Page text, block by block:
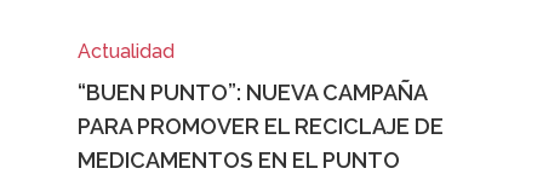
Actualidad
“BUEN PUNTO”: NUEVA CAMPAÑA
PARA PROMOVER EL RECICLAJE DE
MEDICAMENTOS EN EL PUNTO